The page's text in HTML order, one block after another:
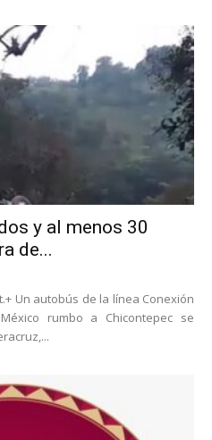
y al menos 30
de...
Un autobús de la línea Conexión
rumbo a Chicontepec se